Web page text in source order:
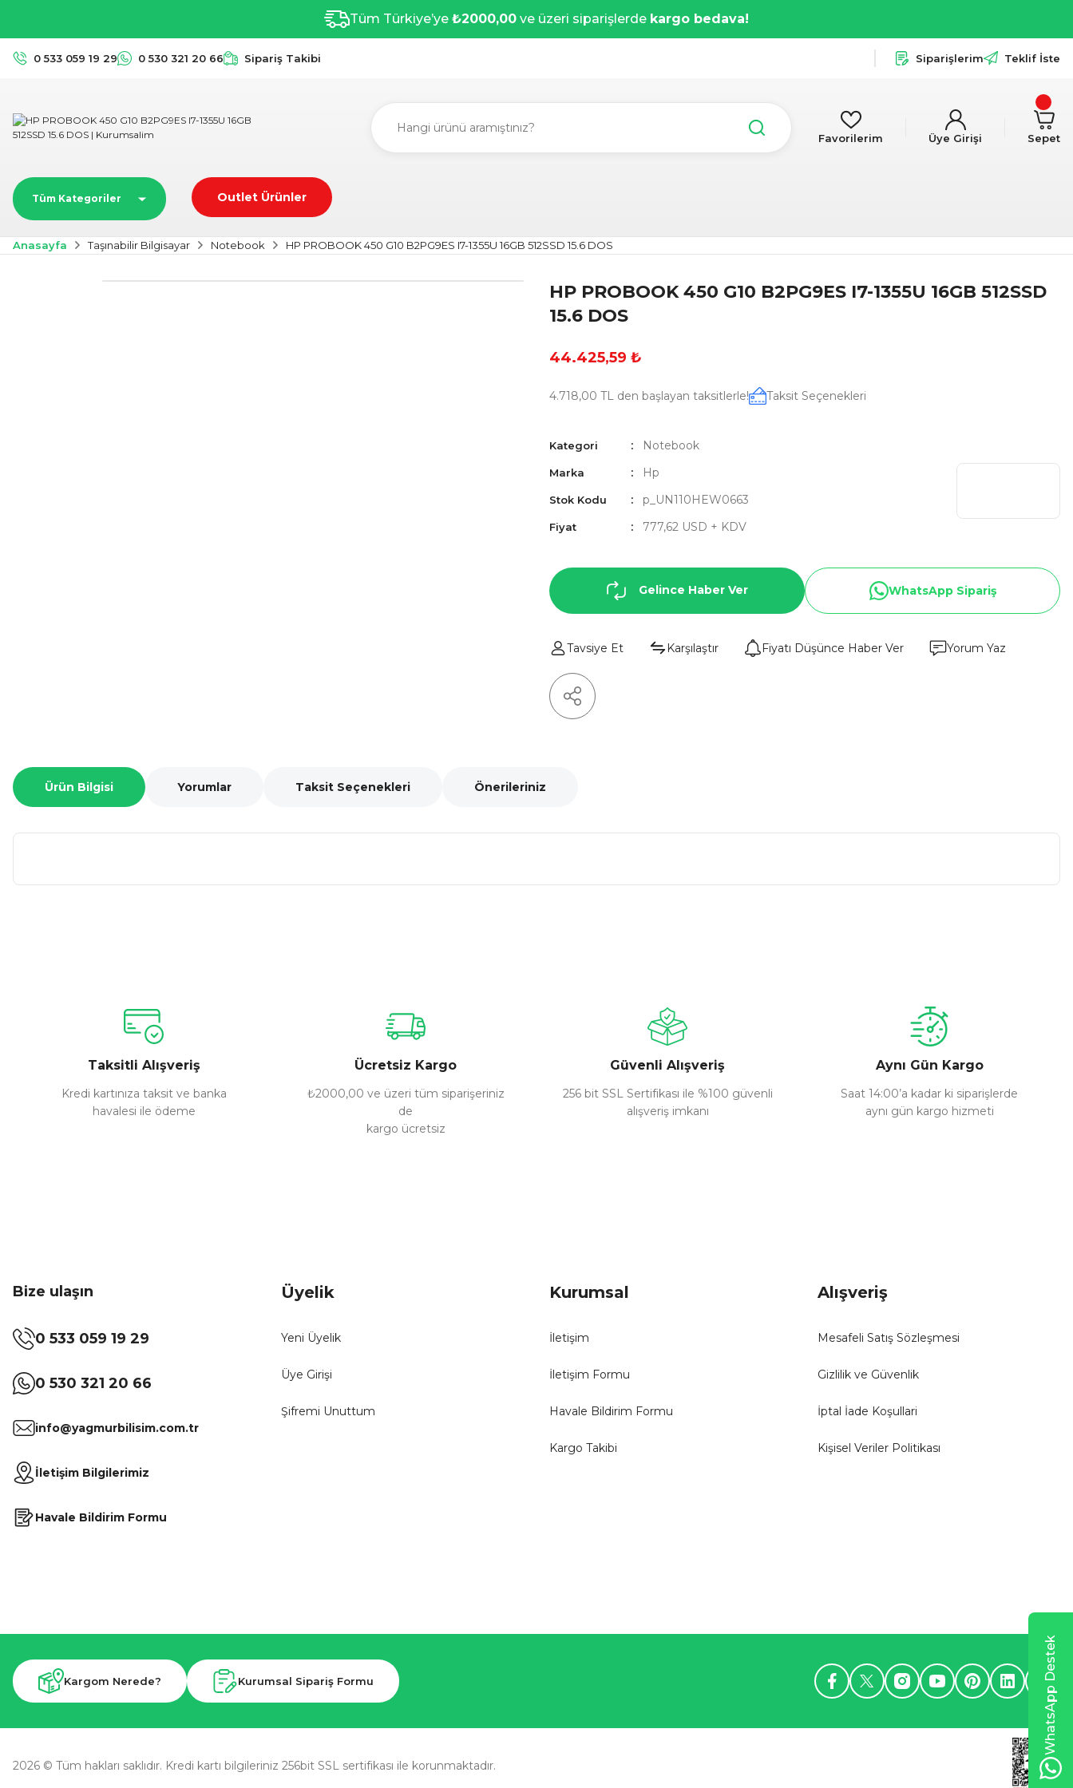
Tüm Türkiye’ye ₺2000,00 ve üzeri siparişlerde kargo bedava!
0 533 059 19 29 0 530 321 20 66 Sipariş Takibi Siparişlerim Teklif İste
Favorilerim Üye Girişi Sepet
Tüm Kategoriler Outlet Ürünler
Anasayfa Taşınabilir Bilgisayar Notebook HP PROBOOK 450 G10 B2PG9ES I7-1355U 16GB 512SSD 15.6 DOS
HP PROBOOK 450 G10 B2PG9ES I7-1355U 16GB 512SSD
15.6 DOS
44.425,59 ₺
4.718,00 TL den başlayan taksitlerle! Taksit Seçenekleri
Kategori Notebook
Marka Hp
Stok Kodu p_UN110HEW0663
Fiyat 777,62 USD + KDV
Gelince Haber Ver WhatsApp Sipariş
Tavsiye Et Karşılaştır Fiyatı Düşünce Haber Ver Yorum Yaz
Ürün Bilgisi Yorumlar Taksit Seçenekleri Önerileriniz
Ürün açıklamasında eksik bilgiler bulunuyor.
Ürün bilgilerinde hatalar bulunuyor.
Ürün fiyatı diğer sitelerden daha pahalı.
Bu ürüne benzer farklı alternatifler olmalı.
Taksitli Alışveriş
Kredi kartınıza taksit ve banka
havalesi ile ödeme
Ücretsiz Kargo
₺2000,00 ve üzeri tüm siparişeriniz
de
kargo ücretsiz
Güvenli Alışveriş
256 bit SSL Sertifikası ile %100 güvenli
alışveriş imkanı
Aynı Gün Kargo
Saat 14:00’a kadar ki siparişlerde
aynı gün kargo hizmeti
Bize ulaşın
0 533 059 19 29
0 530 321 20 66
info@yagmurbilisim.com.tr
İletişim Bilgilerimiz
Havale Bildirim Formu
Üyelik
Yeni Üyelik
Üye Girişi
Şifremi Unuttum
Kurumsal
İletişim
İletişim Formu
Havale Bildirim Formu
Kargo Takibi
Alışveriş
Mesafeli Satış Sözleşmesi
Gizlilik ve Güvenlik
İptal İade Koşullari
Kişisel Veriler Politikası
Kargom Nerede? Kurumsal Sipariş Formu
2026 © Tüm hakları saklıdır. Kredi kartı bilgileriniz 256bit SSL sertifikası ile korunmaktadır.
WhatsApp Destek